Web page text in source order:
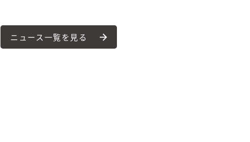
ニュース一覧を見る